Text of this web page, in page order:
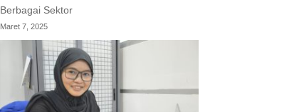
Berbagai Sektor
Maret 7, 2025